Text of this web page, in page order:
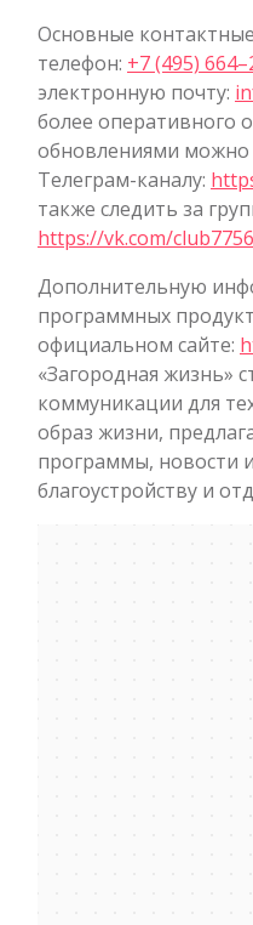
Основные
телефон: +7 (495)
электронную почту:
более оперативного
обновлениями можно
Телеграм-каналу:
также следить за
https://vk.com/
Дополнительную
программных
официальном сайте:
«Загородная жизнь»
коммуникации для
образ жизни,
программы, новости
благоустройству и